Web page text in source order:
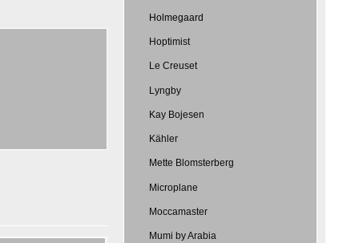
Holmegaard
Hoptimist
Le Creuset
Lyngby
Kay Bojesen
Kähler
Mette Blomsterberg
Microplane
Moccamaster
Mumi by Arabia